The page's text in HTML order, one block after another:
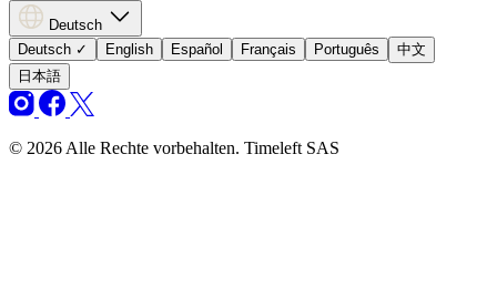
Deutsch
Deutsch ✓ English Español Français Português
中文
日本語
© 2026 Alle Rechte vorbehalten. Timeleft SAS